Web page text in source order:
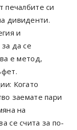
печалбите си
дивиденти.
и
да се
е метод,
Когато
заемате пари
на
се счита за по-